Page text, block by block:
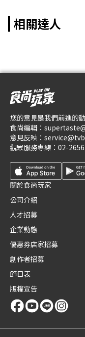
相關達人
您的意見是我們前進的
食尚編輯：
意見反映：
觀眾服務專線： 02-
關於食尚玩家
公司介紹
人才招募
企業動態
優惠券店家招募
創作者招募
節目表
版權宣告